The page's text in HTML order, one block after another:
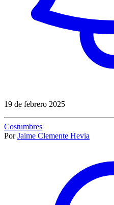
19 de febrero 2025
Costumbres
Por Jaime Clemente Hevia